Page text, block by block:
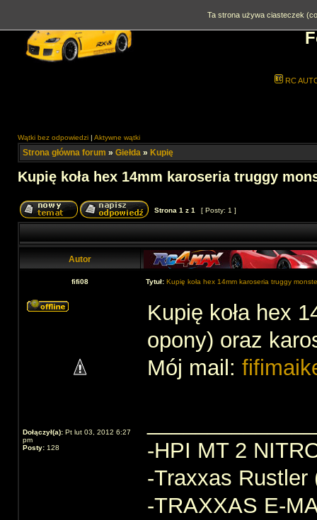
RC
Wątki bez odpowiedzi | Aktywne wątki
Strona główna forum » Giełda » Kupię
Kupię koła hex 14mm karoseria truggy
Strona 1 z 1 [ Posty: 1 ]
Autor
fifi08 Tytuł: Kupię koła hex 14mm karoseria truggy
Dołączył(a): Pt lut 03, 2012 6:27
pm
Posty: 128
Kupię koła hex
opony) oraz
Mój mail:
-HPI MT 2
-Traxxas
-TRAXXAS E-
Ta strona używa ciasteczek